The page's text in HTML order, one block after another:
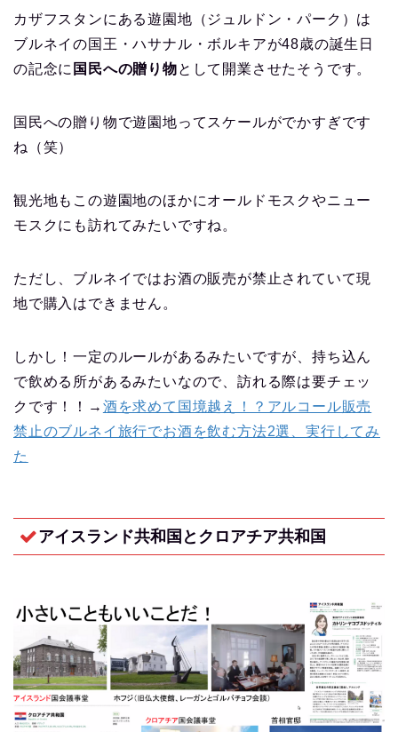
カザフスタンにある遊園地（ジュルドン・パーク）は
ブルネイの国王・ハサナル・ボルキアが48歳の誕生日
の記念に 国民への贈り物として開業させたそうです。
国民への贈り物で遊園地ってスケールがでかすぎです
ね（笑）
観光地もこの遊園地のほかにオールドモスクやニュー
モスクにも訪れてみたいですね。
ただし、ブルネイではお酒の販売が禁止されていて現
地で購入はできません。
しかし！一定のルールがあるみたいですが、持ち込ん
で飲める所があるみたいなので、訪れる際は要チェッ
クです！！→ 酒を求めて国境越え！？アルコール販売
禁止のブルネイ旅行でお酒を飲む方法2選、実行してみ
た
アイスランド共和国とクロアチア共和国